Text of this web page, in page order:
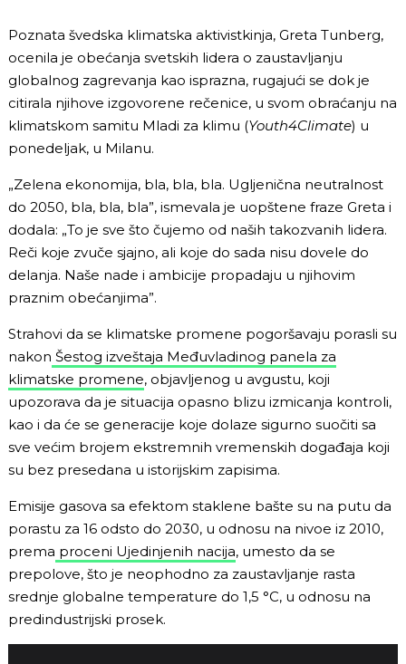
Poznata švedska klimatska aktivistkinja, Greta Tunberg,
ocenila je obećanja svetskih lidera o zaustavljanju
globalnog zagrevanja kao isprazna, rugajući se dok je
citirala njihove izgovorene rečenice, u svom obraćanju na
klimatskom samitu Mladi za klimu (Youth4Climate) u
ponedeljak, u Milanu.
„Zelena ekonomija, bla, bla, bla. Ugljenična neutralnost
do 2050, bla, bla, bla”, ismevala je uopštene fraze Greta i
dodala: „To je sve što čujemo od naših takozvanih lidera.
Reči koje zvuče sjajno, ali koje do sada nisu dovele do
delanja. Naše nade i ambicije propadaju u njihovim
praznim obećanjima”.
Strahovi da se klimatske promene pogoršavaju porasli su
nakon Šestog izveštaja Međuvladinog panela za
klimatske promene, objavljenog u avgustu, koji
upozorava da je situacija opasno blizu izmicanja kontroli,
kao i da će se generacije koje dolaze sigurno suočiti sa
sve većim brojem ekstremnih vremenskih događaja koji
su bez presedana u istorijskim zapisima.
Emisije gasova sa efektom staklene bašte su na putu da
porastu za 16 odsto do 2030, u odnosu na nivoe iz 2010,
prema proceni Ujedinjenih nacija, umesto da se
prepolove, što je neophodno za zaustavljanje rasta
srednje globalne temperature do 1,5 °C, u odnosu na
predindustrijski prosek.